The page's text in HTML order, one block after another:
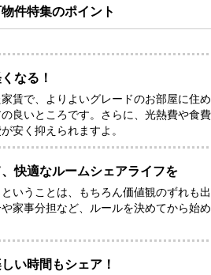
件特集のポイント
なる！
賃で、よりよいグレードのお部屋に住
良いところです。さらに、光熱費や食
安く抑えられますよ。
快適なルームシェアライフを
いうことは、もちろん価値観のずれも
家事分担など、ルールを決めてから始
い時間もシェア！